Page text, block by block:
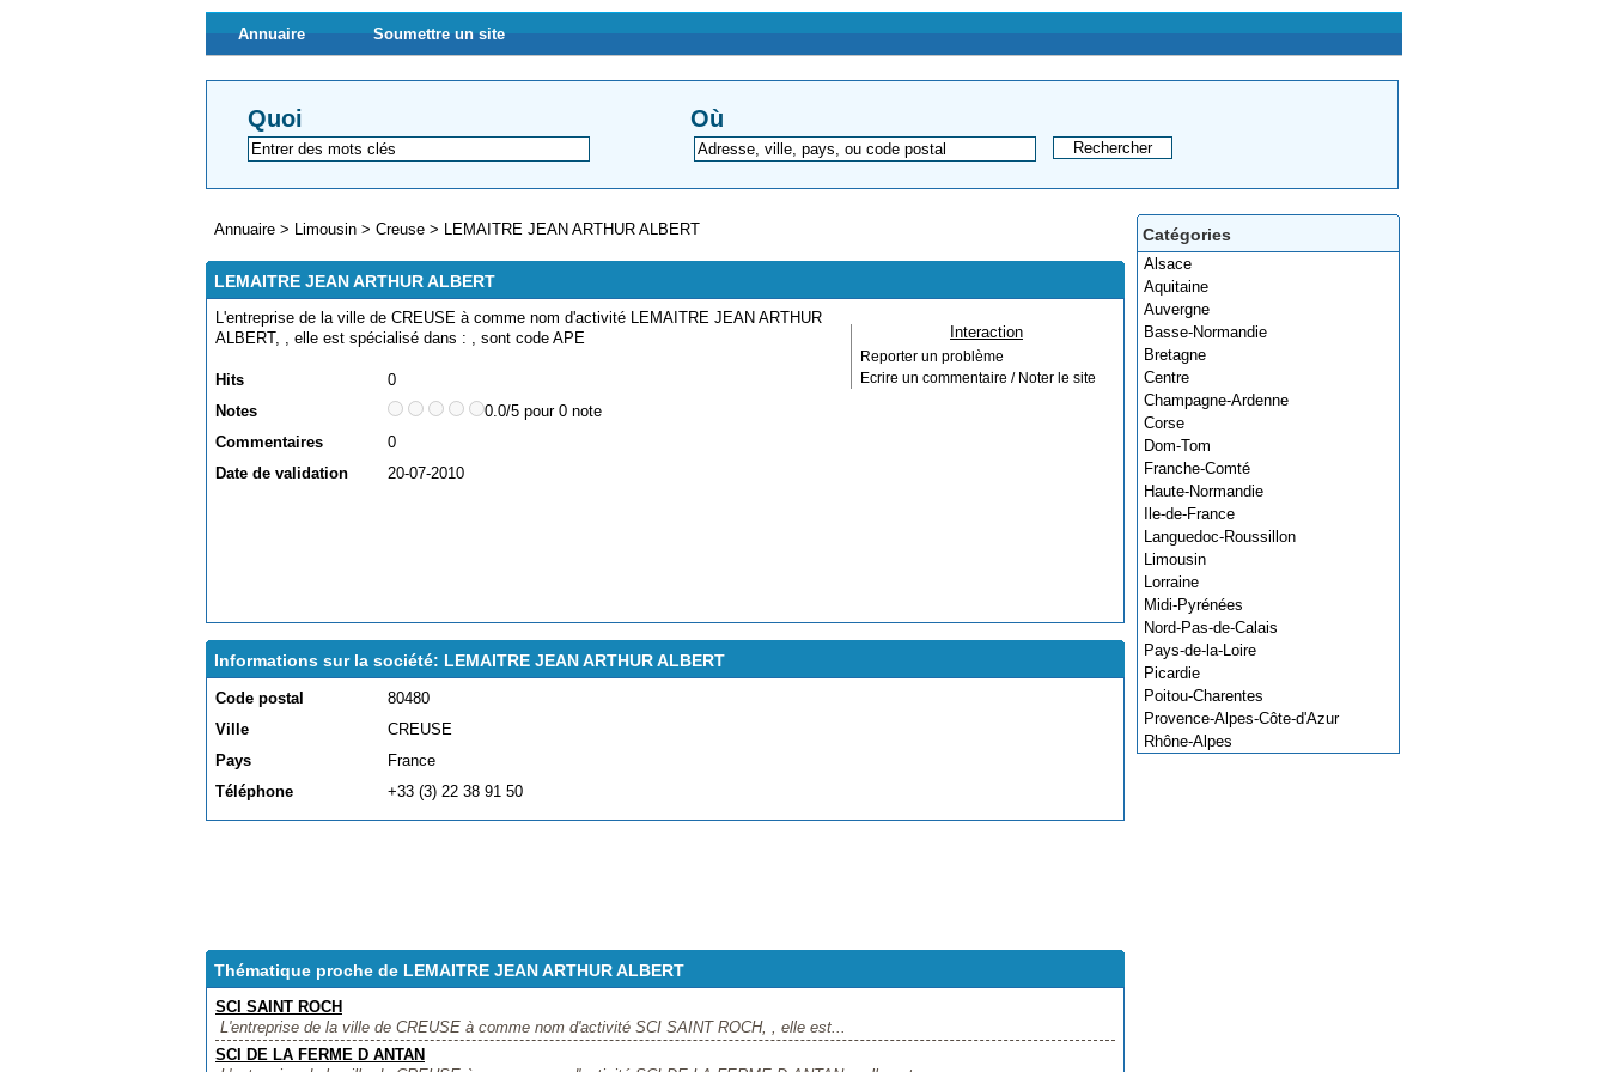
Annuaire Soumettre un site
Quoi Où
Catégories
Alsace
Aquitaine
Auvergne
Basse-Normandie
Bretagne
Centre
Champagne-Ardenne
Corse
Dom-Tom
Franche-Comté
Haute-Normandie
Ile-de-France
Languedoc-Roussillon
Limousin
Lorraine
Midi-Pyrénées
Nord-Pas-de-Calais
Pays-de-la-Loire
Picardie
Poitou-Charentes
Provence-Alpes-Côte-d'Azur
Rhône-Alpes
Annuaire > Limousin > Creuse > LEMAITRE JEAN ARTHUR ALBERT
LEMAITRE JEAN ARTHUR ALBERT
L'entreprise de la ville de CREUSE à comme nom d'activité LEMAITRE JEAN ARTHUR
ALBERT, , elle est spécialisé dans : , sont code APE
Hits
0
Notes
0.0/5 pour 0 note
Commentaires
0
Date de validation
20-07-2010
Interaction
Reporter un problème
Ecrire un commentaire / Noter le site
Informations sur la société: LEMAITRE JEAN ARTHUR ALBERT
Code postal
80480
Ville
CREUSE
Pays
France
Téléphone
+33 (3) 22 38 91 50
Thématique proche de LEMAITRE JEAN ARTHUR ALBERT
SCI SAINT ROCH
L'entreprise de la ville de CREUSE à comme nom d'activité SCI SAINT ROCH, , elle est...
SCI DE LA FERME D ANTAN